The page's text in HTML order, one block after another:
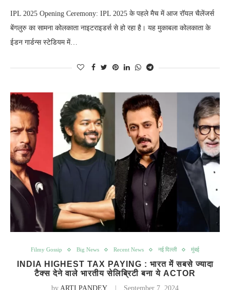
IPL 2025 Opening Ceremony: IPL 2025 के पहले मैच में आज रॉयल चैलेंजर्स
बेंगलुरु का सामना कोलकाता नाइटराइडर्स से हो रहा है। यह मुकाबला कोलकाता के
ईडन गार्डन्‍स स्‍टेडियम में…
Filmy Gossip Big News Recent News नई दिल्ली मुंबई
INDIA HIGHEST TAX PAYING : भारत में सबसे ज्यादा
टैक्स देने वाले भारतीय सेलिब्रिटी बना ये ACTOR
by ARTI PANDEY September 7, 2024